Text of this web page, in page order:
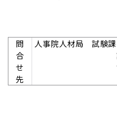
問
合
せ
先
人事院人材局
試験課長
電話